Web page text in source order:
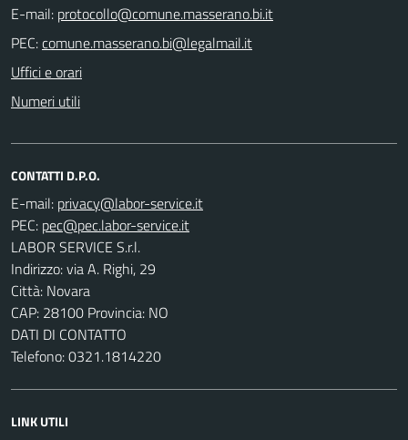
E-mail:
PEC:
Uffici e orari
Numeri utili
CONTATTI D.P.O.
E-mail:
PEC:
LABOR SERVICE S.r.l.
Indirizzo: via A. Righi, 29
Città: Novara
CAP: 28100 Provincia: NO
DATI DI CONTATTO
Telefono: 0321.1814220
LINK UTILI